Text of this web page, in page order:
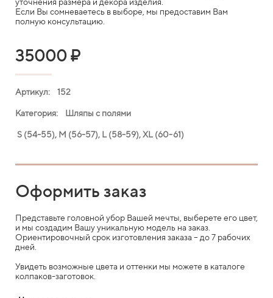
Если Вы сомневаетесь в выборе, мы предоставим Вам
полную консультацию.
35000₽
Артикул: 152
Категория: Шляпы с полями
S (54-55), M (56-57), L (58-59), XL (60-61)
Оформить заказ
Представьте головной убор Вашей мечты, выберете его цвет,
и мы создадим Вашу уникальную модель на заказ.
Ориентировочный срок изготовления заказа – до 7 рабочих
дней.
Увидеть возможные цвета и оттенки мы можете в каталоге
колпаков-заготовок.